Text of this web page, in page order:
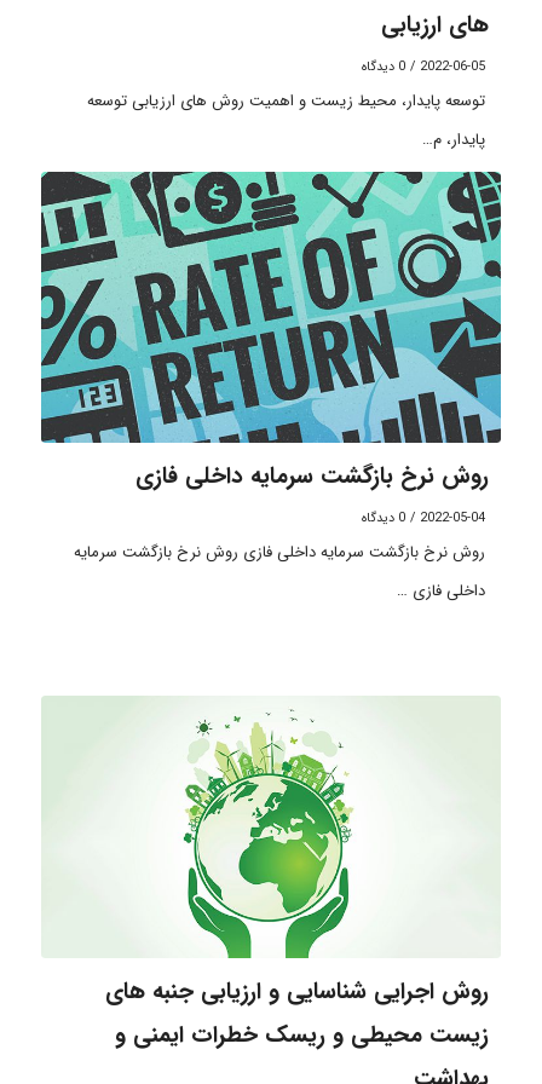
های ارزیابی
2022-06-05
/ 0 دیدگاه
توسعه پایدار، محیط زیست و اهمیت روش های ارزیابی توسعه
پایدار، م…
روش نرخ بازگشت سرمایه داخلی فازی
2022-05-04
/ 0 دیدگاه
روش نرخ بازگشت سرمایه داخلی فازی روش نرخ بازگشت سرمایه
داخلی فازی …
روش اجرایی شناسایی و ارزیابی جنبه های
زیست محیطی و ریسک خطرات ایمنی و